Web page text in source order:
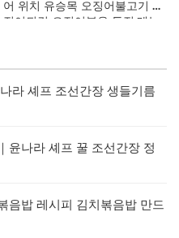
어 위치 유승목 오징어불고기 오
징어튀김 오징어볶음 특징·메뉴·
라 셰프 조선간장 생들기름
윤나라 셰프 꿀 조선간장 정
음밥 레시피 김치볶음밥 만드